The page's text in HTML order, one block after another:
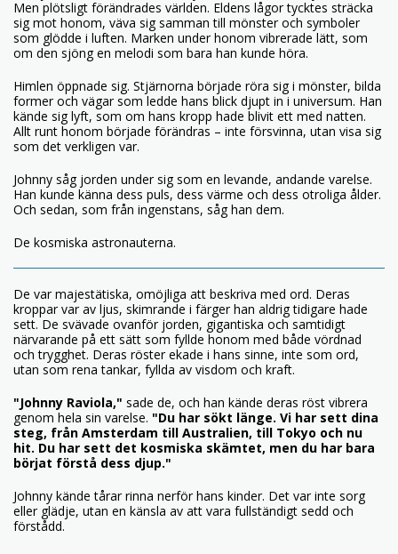
Men plötsligt förändrades världen. Eldens lågor tycktes sträcka
sig mot honom, väva sig samman till mönster och symboler
som glödde i luften. Marken under honom vibrerade lätt, som
om den sjöng en melodi som bara han kunde höra.
Himlen öppnade sig. Stjärnorna började röra sig i mönster, bilda
former och vägar som ledde hans blick djupt in i universum. Han
kände sig lyft, som om hans kropp hade blivit ett med natten.
Allt runt honom började förändras – inte försvinna, utan visa sig
som det verkligen var.
Johnny såg jorden under sig som en levande, andande varelse.
Han kunde känna dess puls, dess värme och dess otroliga ålder.
Och sedan, som från ingenstans, såg han dem.
De kosmiska astronauterna.
De var majestätiska, omöjliga att beskriva med ord. Deras
kroppar var av ljus, skimrande i färger han aldrig tidigare hade
sett. De svävade ovanför jorden, gigantiska och samtidigt
närvarande på ett sätt som fyllde honom med både vördnad
och trygghet. Deras röster ekade i hans sinne, inte som ord,
utan som rena tankar, fyllda av visdom och kraft.
"Johnny Raviola," sade de, och han kände deras röst vibrera
genom hela sin varelse. "Du har sökt länge. Vi har sett dina
steg, från Amsterdam till Australien, till Tokyo och nu
hit. Du har sett det kosmiska skämtet, men du har bara
börjat förstå dess djup."
Johnny kände tårar rinna nerför hans kinder. Det var inte sorg
eller glädje, utan en känsla av att vara fullständigt sedd och
förstådd.